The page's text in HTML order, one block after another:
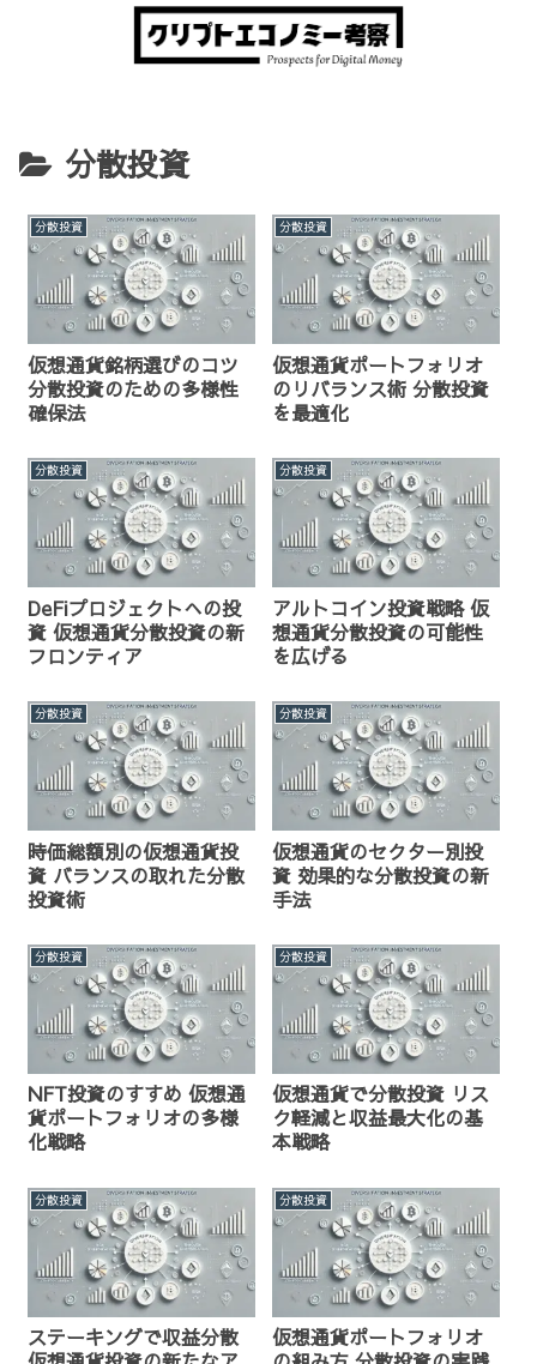
分散投資
分散投資
仮想通貨銘柄選びのコツ
分散投資のための多様性
確保法
分散投資
仮想通貨ポートフォリオ
のリバランス術 分散投資
を最適化
分散投資
DeFiプロジェクトへの投
資 仮想通貨分散投資の新
フロンティア
分散投資
アルトコイン投資戦略 仮
想通貨分散投資の可能性
を広げる
分散投資
時価総額別の仮想通貨投
資 バランスの取れた分散
投資術
分散投資
仮想通貨のセクター別投
資 効果的な分散投資の新
手法
分散投資
NFT投資のすすめ 仮想通
貨ポートフォリオの多様
化戦略
分散投資
仮想通貨で分散投資 リス
ク軽減と収益最大化の基
本戦略
分散投資
ステーキングで収益分散
分散投資
仮想通貨ポートフォリオ